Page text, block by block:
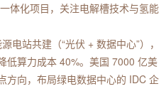
体化项目，关注电解槽技术与氢能
电站共建（“光伏 + 数据中心”），
低算力成本 40%。美国 7000 亿美
方向，布局绿电数据中心的 IDC 企